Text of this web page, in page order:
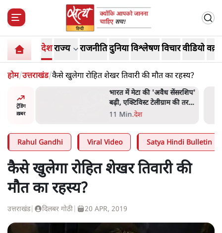
देशराज्य राजनीतिदुनियाविश्लेषणविचारवीडियो
होम/उत्तराखंड/कैसे खुलेगा रोहित शेखर तिवारी की मौत का रहस्य?
ट्रेंडिंग
ख़बर
भारत में मेटा की 'अवैध सेंसरशिप'
बढ़ी, एक्टिविस्ट टेलीग्राम की तरफ
मुड़े
11 Min.देश
Rahul Gandhi Viral Video Satya Hindi Bulletin
कैसे खुलेगा रोहित शेखर तिवारी की
मौत का रहस्य?
उत्तराखंड| दिलबर गोठी 20 APR, 2019